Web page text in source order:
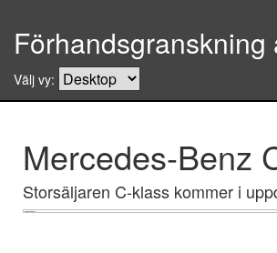
Välj vy:
Mercedes-Benz
Storsäljaren C-klass kommer i